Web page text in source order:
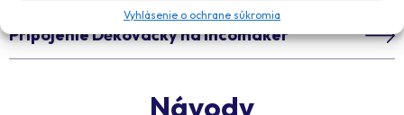
Vyhlásenie o ochrane súkromia
Pripojenie Děkovačky na Incomaker
Návody